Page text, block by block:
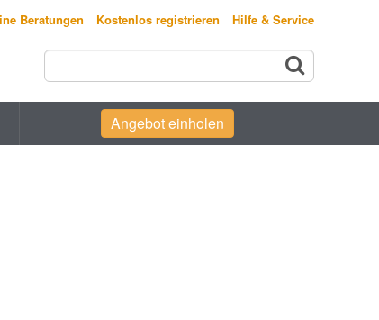
Beratungen Kostenlos registrieren Hilfe & Service
Angebot einholen